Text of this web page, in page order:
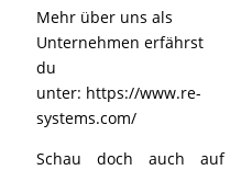
Mehr über uns als
Unternehmen erfährst
du
unter: https://www.re-
systems.com/
Schau doch auch auf